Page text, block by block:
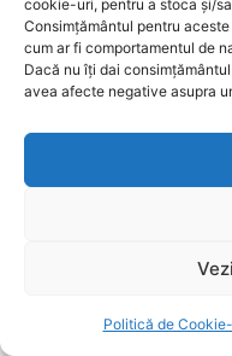
cookie-uri, pentru a stoca și/
Consimțământul pentru
cum ar fi comportamentul de
Dacă nu îți dai
avea afecte negative asupra
Politică de